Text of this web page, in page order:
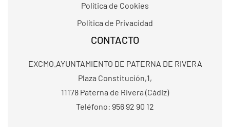
Política de Cookies
Política de Privacidad
CONTACTO
EXCMO.AYUNTAMIENTO DE PATERNA DE RIVERA
Plaza Constitución,1,
11178 Paterna de Rivera (Cádiz)
Teléfono: 956 92 90 12